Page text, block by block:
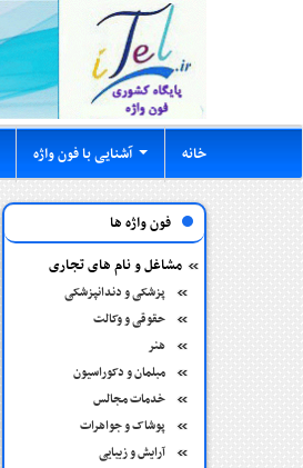
آشنایی با فون واژه خانه
فون واژه ها
مشاغل و نام های تجاری
پزشکی و دندانپزشکی
حقوقی و وکالت
هنر
مبلمان و دکوراسیون
خدمات مجالس
پوشاک و جواهرات
آرایش و زیبایی